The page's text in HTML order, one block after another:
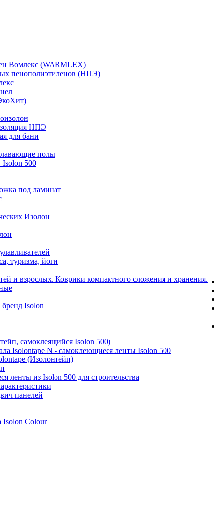
Вомлекс (WARMLEX)
пенополиэтиленов (НПЭ)
НПЭ
для бани
полы
Isolon 500
под ламинат
Изолон
туризма, йоги
и взрослых. Коврики компактного сложения и хранения.
Isolon
самоклеящийся Isolon 500)
Isolontape N - самоклеющиеся ленты Isolon 500
(Изолонтейп)
ленты из Isolon 500 для строительства
панелей
Isolon Colour